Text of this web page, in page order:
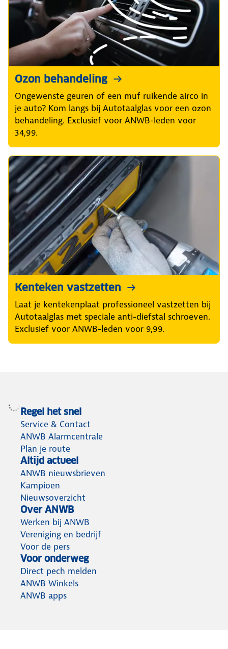
Ozon behandeling
Ongewenste geuren of een muf ruikende airco in
je auto? Kom langs bij Autotaalglas voor een ozon
behandeling. Exclusief voor ANWB-leden voor
34,99.
Kenteken vastzetten
Laat je kentekenplaat professioneel vastzetten bij
Autotaalglas met speciale anti-diefstal schroeven.
Exclusief voor ANWB-leden voor 9,99.
Regel het snel
Service & Contact
ANWB Alarmcentrale
Plan je route
Altijd actueel
ANWB nieuwsbrieven
Kampioen
Nieuwsoverzicht
Over ANWB
Werken bij ANWB
Vereniging en bedrijf
Voor de pers
Voor onderweg
Direct pech melden
ANWB Winkels
ANWB apps